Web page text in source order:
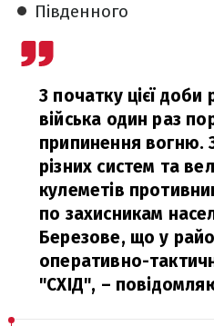
Південного
З початку цієї доби
війська один раз
припинення вогню.
різних систем та
кулеметів
по захисникам
Березове, що у
оперативно-
"СХІД", –